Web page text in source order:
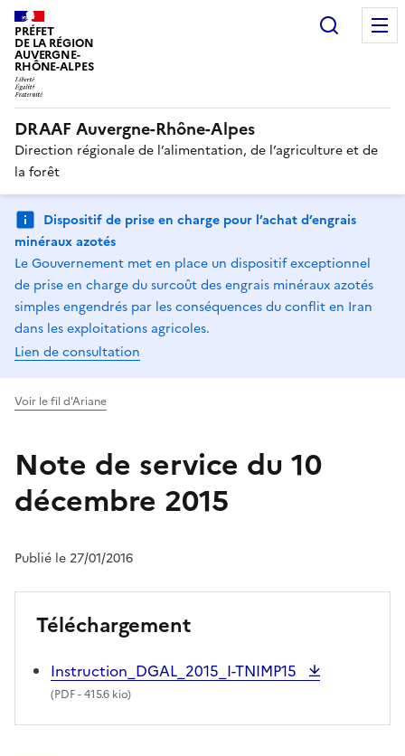
PRÉFET
DE LA RÉGION
AUVERGNE-
RHÔNE-ALPES
DRAAF Auvergne-Rhône-Alpes
Direction régionale de l’alimentation, de l’agriculture et de
la forêt
Dispositif de prise en charge pour l’achat d’engrais
minéraux azotés
Le Gouvernement met en place un dispositif exceptionnel
de prise en charge du surcoût des engrais minéraux azotés
simples engendrés par les conséquences du conflit en Iran
dans les exploitations agricoles.
Lien de consultation
Voir le fil d'Ariane
Note de service du 10
décembre 2015
Publié le 27/01/2016
Téléchargement
Instruction_DGAL_2015_I-TNIMP15
(PDF- 415.6 kio)